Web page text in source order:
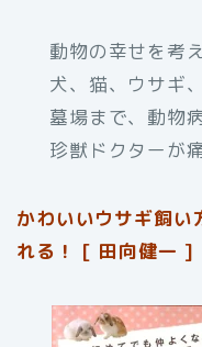
動物の幸せを考
犬、猫、ウサギ
墓場まで、動物
珍獣ドクターが
かわいいウサギ飼い
れる！ [ 田向健一 ]